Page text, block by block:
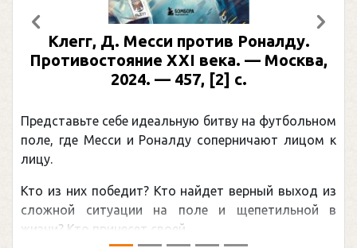
Клегг, Д. Месси против Роналду.
Противостояние XXI века. — Москва,
2024. — 457, [2] с.
Представьте себе идеальную битву на футбольном
поле, где Месси и Роналду соперничают лицом к
лицу.
Кто из них победит? Кто найдет верный выход из
сложной ситуации на поле и щепетильной в
жизни? Кто принесет своей ...
Предыдущий